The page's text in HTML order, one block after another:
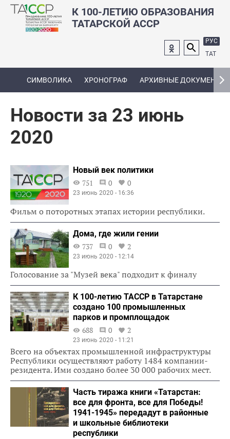
К 100-ЛЕТИЮ ОБРАЗОВАНИЯ
ТАТАРСКОЙ АССР
РУС
ТАТ
СИМВОЛИКА ХРОНОГРАФ АРХИВНЫЕ ДОКУМЕНТЫ
Новости за 23 июнь
2020
Новый век политики
751
0 0
23 июнь 2020 - 16:36
Фильм о поторотных этапах истории республики.
Дома, где жили гении
737
0 2
23 июнь 2020 - 12:14
Голосование за "Музей века" подходит к финалу
К 100-летию ТАССР в Татарстане
создано 100 промышленных
парков и промплощадок
688
0 2
23 июнь 2020 - 11:21
Всего на объектах промышленной инфраструктуры
Республики осуществляют работу 1484 компании-
резидента. Ими создано более 30 000 рабочих мест.
Часть тиража книги «Татарстан:
все для фронта, все для Победы!
1941-1945» передадут в районные
и школьные библиотеки
республики